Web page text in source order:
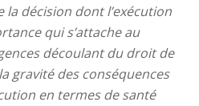
la décision dont l’exécution
qui s’attache au
découlant du droit de
gravité des conséquences
en termes de santé